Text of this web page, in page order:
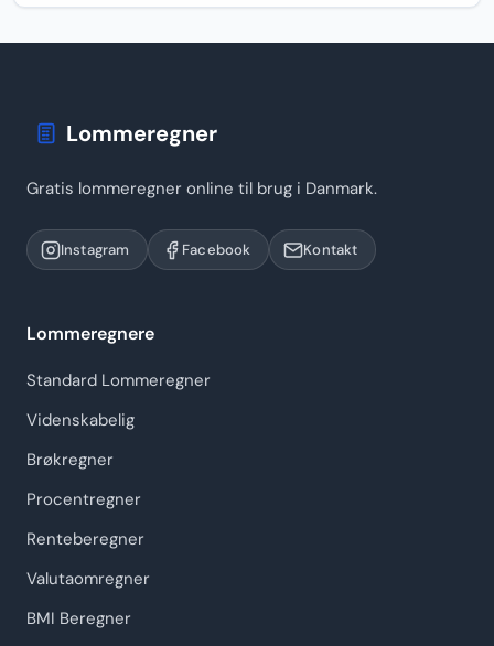
Lommeregner
Gratis lommeregner online til brug i Danmark.
Instagram Facebook Kontakt
Lommeregnere
Standard Lommeregner
Videnskabelig
Brøkregner
Procentregner
Renteberegner
Valutaomregner
BMI Beregner